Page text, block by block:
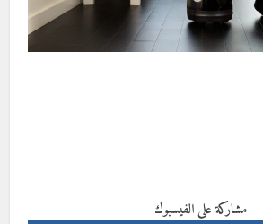
مشاركة على الفيسبوك